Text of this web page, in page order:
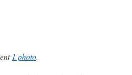
1 photo.